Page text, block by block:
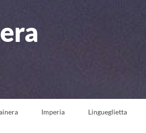
Imperia Lingueglietta